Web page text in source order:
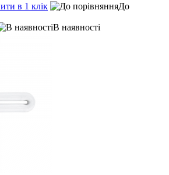
в 1 клік
До
В наявності